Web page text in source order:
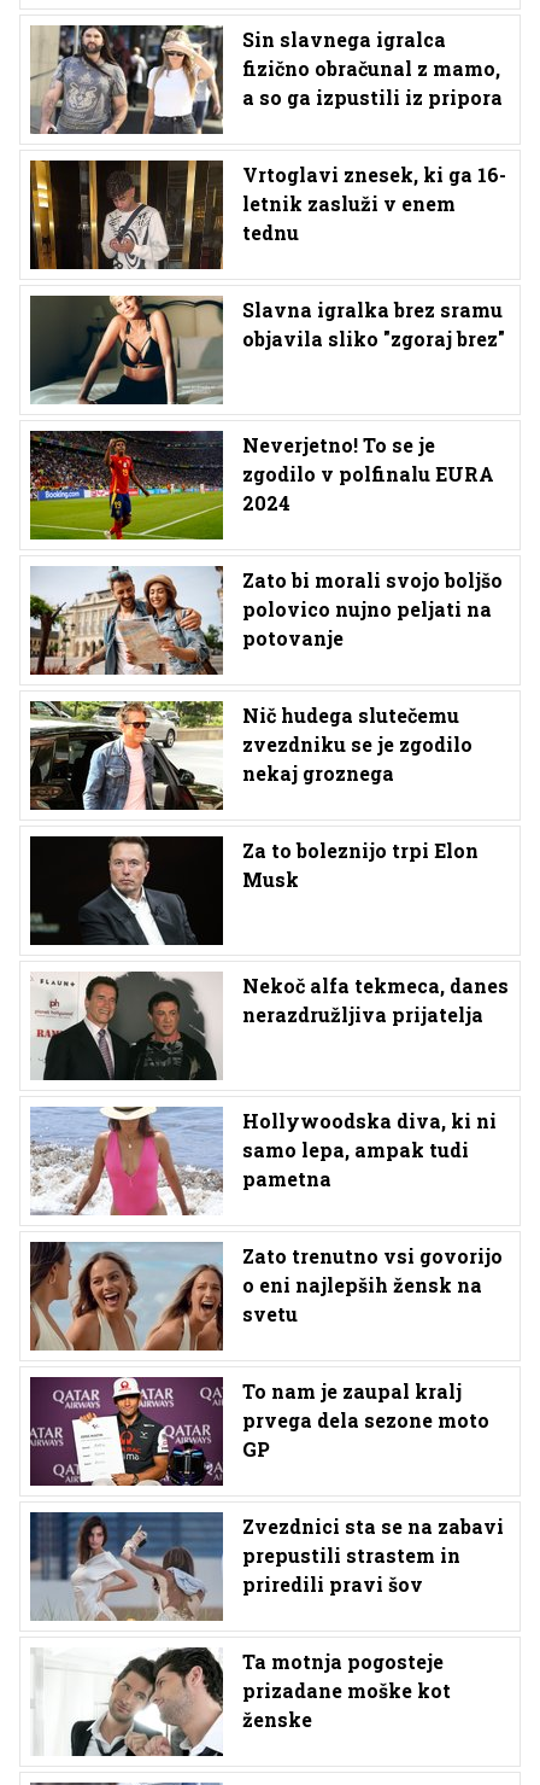
Sin slavnega igralca
fizično obračunal z mamo,
a so ga izpustili iz pripora
Vrtoglavi znesek, ki ga 16-
letnik zasluži v enem
tednu
Slavna igralka brez sramu
objavila sliko "zgoraj brez"
Neverjetno! To se je
zgodilo v polfinalu EURA
2024
Zato bi morali svojo boljšo
polovico nujno peljati na
potovanje
Nič hudega slutečemu
zvezdniku se je zgodilo
nekaj groznega
Za to boleznijo trpi Elon
Musk
Nekoč alfa tekmeca, danes
nerazdružljiva prijatelja
Hollywoodska diva, ki ni
samo lepa, ampak tudi
pametna
Zato trenutno vsi govorijo
o eni najlepših žensk na
svetu
To nam je zaupal kralj
prvega dela sezone moto
GP
Zvezdnici sta se na zabavi
prepustili strastem in
priredili pravi šov
Ta motnja pogosteje
prizadane moške kot
ženske